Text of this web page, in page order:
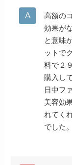
高額の
効果が
と意味
ットで
料で２
購入し
日中フ
美容効
れてく
でした。